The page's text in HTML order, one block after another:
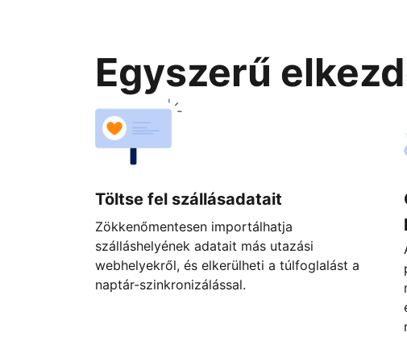
Egyszerű
Töltse fel szállásadatait
Zökkenőmentesen importálhatja
szálláshelyének adatait más utazási
webhelyekről, és elkerülheti a túlfoglalást a
naptár-szinkronizálással.